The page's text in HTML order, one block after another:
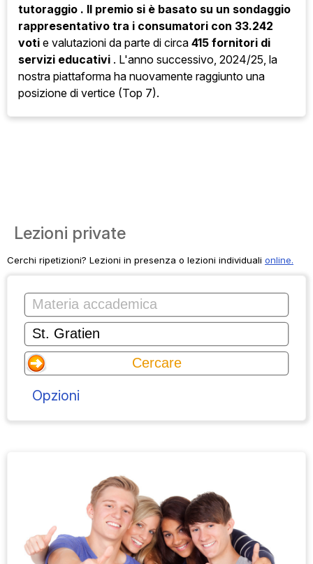
tutoraggio . Il premio si è basato su un sondaggio
rappresentativo tra i consumatori con 33.242
voti e valutazioni da parte di circa 415 fornitori di
servizi educativi . L'anno successivo, 2024/25, la
nostra piattaforma ha nuovamente raggiunto una
posizione di vertice (Top 7).
Lezioni private
Cerchi ripetizioni? Lezioni in presenza o lezioni individuali online.
Opzioni